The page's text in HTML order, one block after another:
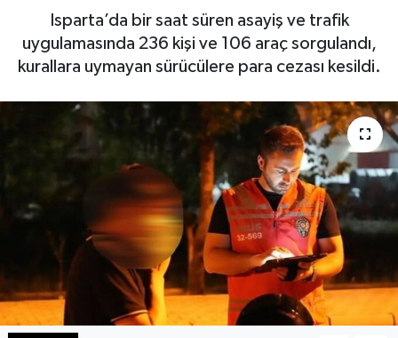
Isparta’da bir saat süren asayiş ve trafik
uygulamasında 236 kişi ve 106 araç sorgulandı,
kurallara uymayan sürücülere para cezası kesildi.
Haberde İnsan
Kültür Sanat
Magazin
Manşet Altı
Manşetler
Resmi İlan
Sağlık